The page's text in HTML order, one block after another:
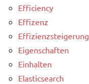
Efficiency
Effizenz
Effizienzsteigerung
Eigenschaften
Einhalten
Elasticsearch